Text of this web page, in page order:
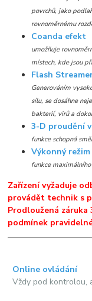
povrchů, jako
rovnoměrnému
Coanda efekt
umožňuje
místech, kde jsou
Flash
Generováním
sílu, se dosáhne
bakterií, virů a
3-D proudění
funkce schopná
Výkonný
funkce
Zařízení vyžaduje
provádět technik s
Prodloužená
podmínek
Online ovládání
Vždy pod kontrolou,